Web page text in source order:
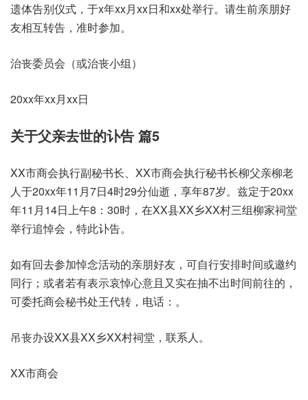
遗体告别仪式，于x年xx月xx日和xx处举行。请生前亲朋好
友相互转告，准时参加。
治丧委员会（或治丧小组）
20xx年xx月xx日
关于父亲去世的讣告 篇5
XX市商会执行副秘书长、XX市商会执行秘书长柳父亲柳老
人于20xx年11月7日4时29分仙逝，享年87岁。兹定于20xx
年11月14日上午8：30时，在XX县XX乡XX村三组柳家祠堂
举行追悼会，特此讣告。
如有回去参加悼念活动的亲朋好友，可自行安排时间或邀约
同行；或者若有表示哀悼心意且又实在抽不出时间前往的，
可委托商会秘书处王代转，电话：。
吊丧办设XX县XX乡XX村祠堂，联系人。
XX市商会